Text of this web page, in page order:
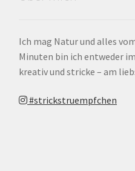
Ich mag Natur und alles
Minuten bin ich entweder
kreativ und stricke – am
#strickstruempfchen